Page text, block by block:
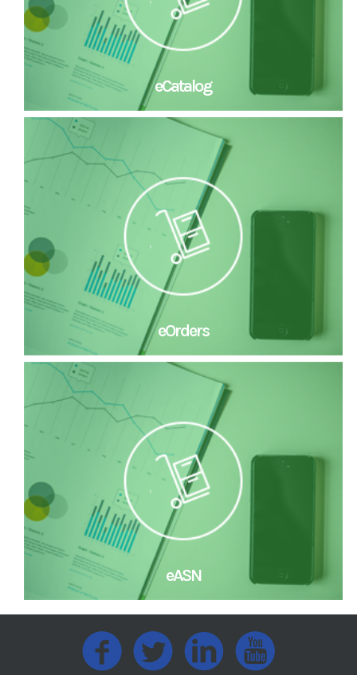
eCatalog
eOrders
eASN